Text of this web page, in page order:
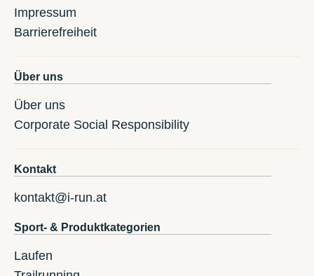
Impressum
Barrierefreiheit
Über uns
Über uns
Corporate Social Responsibility
Kontakt
kontakt@i-run.at
Sport- & Produktkategorien
Laufen